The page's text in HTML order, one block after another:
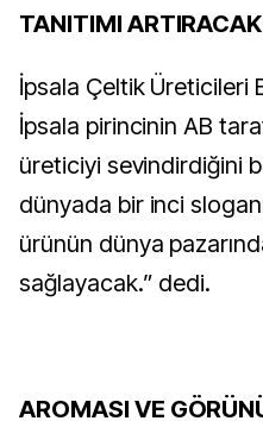
TANITIMI
İpsala Çeltik Üreticileri
İpsala pirincinin AB
üreticiyi sevindirdiğini
dünyada bir inci
ürünün dünya
sağlayacak.” dedi.
AROMASI VE